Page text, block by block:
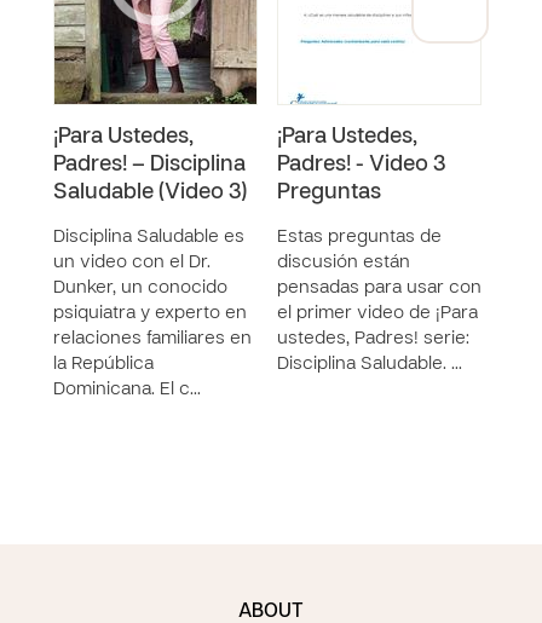
¡Para Ustedes,
Padres! – Disciplina
Saludable (Video 3)
Disciplina Saludable es
un video con el Dr.
Dunker, un conocido
psiquiatra y experto en
relaciones familiares en
la República
Dominicana. El c…
¡Para Ustedes,
Padres! - Video 3
Preguntas
Estas preguntas de
discusión están
pensadas para usar con
el primer video de ¡Para
ustedes, Padres! serie:
Disciplina Saludable. …
ABOUT